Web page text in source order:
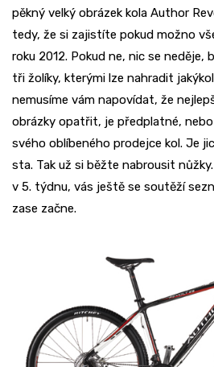
pěkný velký obrázek kola Author
tedy, že si zajistíte pokud možno
roku 2012. Pokud ne, nic se neděje,
tři žolíky, kterými lze nahradit
nemusíme vám napovídat, že
obrázky opatřit, je předplatné,
svého oblíbeného prodejce kol. Je
sta. Tak už si běžte nabrousit
v 5. týdnu, vás ještě se soutěží
zase začne.